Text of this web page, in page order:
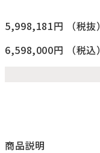
5,998,181円
（税抜）
6,598,000円
（税込）
商品説明